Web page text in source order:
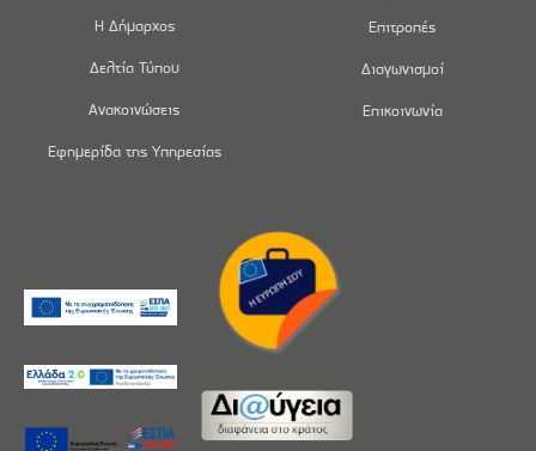
Η Δήμαρχος
Δελτία Τύπου
Ανακοινώσεις
Εφημερίδα της Υπηρεσίας
Επιτροπές
Διαγωνισμοί
Επικοινωνία